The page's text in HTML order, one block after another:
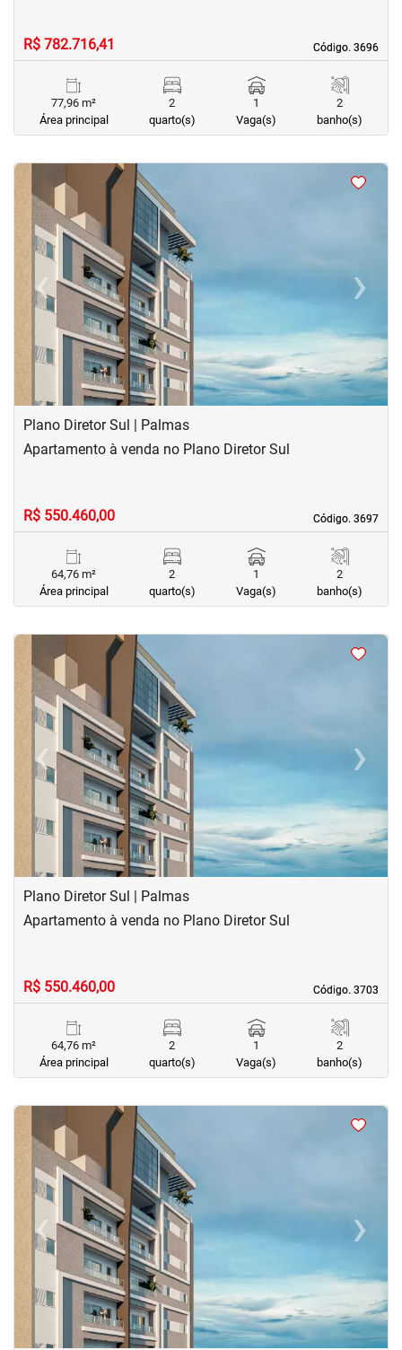
Código. 3696
Código. 3696
R$ 782.716,41
77,96 m²
Área principal
2
quarto(s)
1
Vaga(s)
2
banho(s)
< <
‹Previous ›Next
Plano Diretor Sul | Palmas
Código. 3697
Código. 3697
Apartamento à venda no Plano Diretor Sul
R$ 550.460,00
64,76 m²
Área principal
2
quarto(s)
1
Vaga(s)
2
banho(s)
< <
‹Previous ›Next
Plano Diretor Sul | Palmas
Código. 3703
Código. 3703
Apartamento à venda no Plano Diretor Sul
R$ 550.460,00
64,76 m²
Área principal
2
quarto(s)
1
Vaga(s)
2
banho(s)
< <
‹Previous ›Next